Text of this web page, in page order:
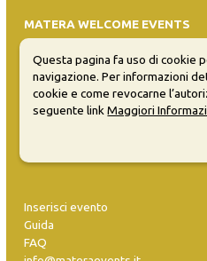
MATERA WELCOME EVENTS
Opendata
Privacy
Sitemap
Inserisci evento
Guida
FAQ
Questa pagina fa uso di cookie
navigazione. Per informazioni
cookie e come revocarne
seguente linkMaggiori